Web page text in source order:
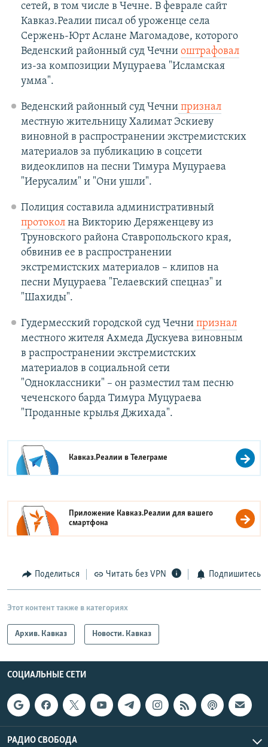
сетей, в том числе в Чечне. В феврале сайт
Кавказ.Реалии писал об уроженце села
Сержень-Юрт Аслане Магомадове, которого
Веденский районный суд Чечни оштрафовал
из-за композиции Муцураева "Исламская
умма".
Веденский районный суд Чечнипризнал
местную жительницу Халимат Эскиеву
виновной в распространении экстремистских
материалов за публикацию в соцсети
видеоклипов на песни Тимура Муцураева
"Иерусалим" и "Они ушли".
Полиция составила административный
протоколна Викторию Деряженцеву из
Труновского района Ставропольского края,
обвинив ее в распространении
экстремистских материалов – клипов на
песни Муцураева "Гелаевский спецназ" и
"Шахиды".
Гудермесский городской суд Чечнипризнал
местного жителя Ахмеда Дускуева виновным
в распространении экстремистских
материалов в социальной сети
"Одноклассники" – он разместил там песню
чеченского барда Тимура Муцураева
"Проданные крылья Джихада".
Кавказ.Реалии вТелеграме
Приложение Кавказ.Реалии для вашего
смартфона
Поделиться Читать без VPN Подпишитесь
Этот контент также в категориях
Архив. Кавказ Новости. Кавказ
СОЦИАЛЬНЫЕ СЕТИ
РАДИО СВОБОДА